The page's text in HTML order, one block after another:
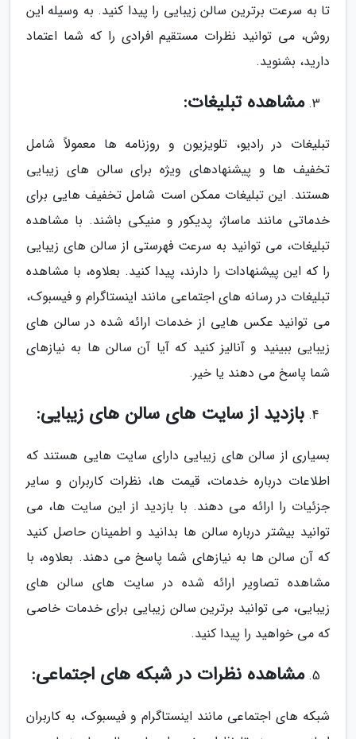
تا به سرعت برترین سالن زیبایی را پیدا کنید. به وسیله این
روش، می توانید نظرات مستقیم افرادی را که شما اعتماد
دارید، بشنوید.
مشاهده تبلیغات:
تبلیغات در رادیو، تلویزیون و روزنامه ها معمولاً شامل
تخفیف ها و پیشنهادهای ویژه برای سالن های زیبایی
هستند. این تبلیغات ممکن است شامل تخفیف هایی برای
خدماتی مانند ماساژ، پدیکور و منیکی باشند. با مشاهده
تبلیغات، می توانید به سرعت فهرستی از سالن های زیبایی
را که این پیشنهادات را دارند، پیدا کنید. بعلاوه، با مشاهده
تبلیغات در رسانه های اجتماعی مانند اینستاگرام و فیسبوک،
می توانید عکس هایی از خدمات ارائه شده در سالن های
زیبایی ببینید و آنالیز کنید که آیا آن سالن ها به نیازهای
شما پاسخ می دهند یا خیر.
بازدید از سایت های سالن های زیبایی:
بسیاری از سالن های زیبایی دارای سایت هایی هستند که
اطلاعات درباره خدمات، قیمت ها، نظرات کاربران و سایر
جزئیات را ارائه می دهند. با بازدید از این سایت ها، می
توانید بیشتر درباره سالن ها بدانید و اطمینان حاصل کنید
که آن سالن ها به نیازهای شما پاسخ می دهند. بعلاوه، با
مشاهده تصاویر ارائه شده در سایت های سالن های
زیبایی، می توانید برترین سالن زیبایی برای خدمات خاصی
که می خواهید را پیدا کنید.
مشاهده نظرات در شبکه های اجتماعی:
شبکه های اجتماعی مانند اینستاگرام و فیسبوک، به کاربران